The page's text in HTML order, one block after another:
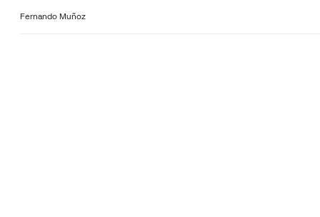
Fernando Muñoz